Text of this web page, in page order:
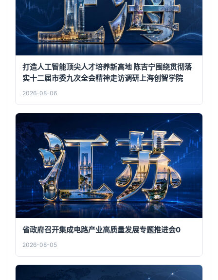
打造人工智能顶尖人才培养新高地 陈吉宁围绕贯彻落
实十二届市委九次全会精神走访调研上海创智学院
2026-08-06
省政府召开集成电路产业高质量发展专题推进会0
2026-08-05